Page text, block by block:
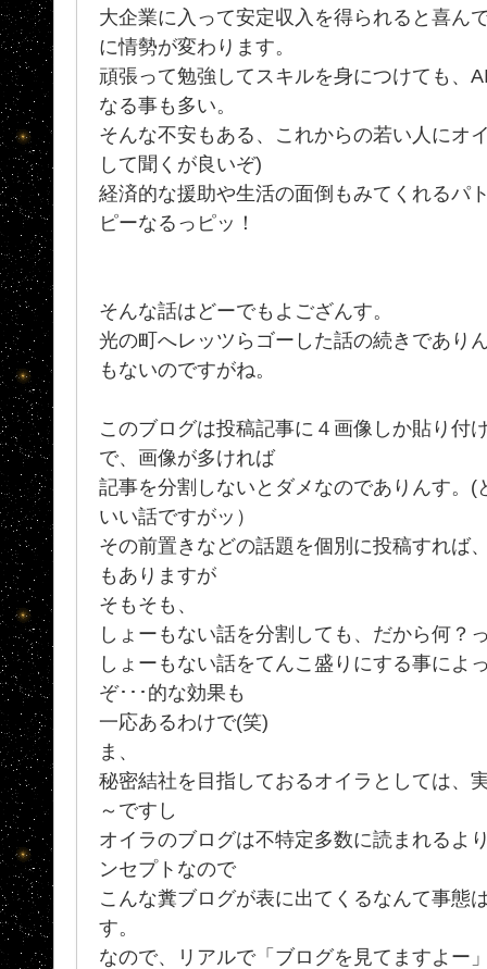
大企業に入って安定収入を得られると喜ん
に情勢が変わります。
頑張って勉強してスキルを身につけても、
なる事も多い。
そんな不安もある、これからの若い人に
して聞くが良いぞ)
経済的な援助や生活の面倒もみてくれるパ
ピーなるっピッ！
そんな話はどーでもよござんす。
光の町へレッツらゴーした話の続きであり
もないのですがね。
このブログは投稿記事に４画像しか貼り付
で、画像が多ければ
記事を分割しないとダメなのでありんす。
いい話ですがッ）
その前置きなどの話題を個別に投稿すれば
もありますが
そもそも、
しょーもない話を分割しても、だから何？
しょーもない話をてんこ盛りにする事によ
ぞ･･･的な効果も
一応あるわけで(笑)
ま、
秘密結社を目指しておるオイラとしては、
～ですし
オイラのブログは不特定多数に読まれるよ
ンセプトなので
こんな糞ブログが表に出てくるなんて事態
す。
なので、リアルで「ブログを見てますよー